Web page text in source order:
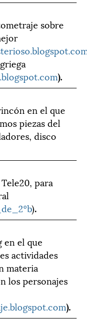
sobre
).
en el que
piezas del
disco
para
).
en el que
actividades
materia
los personajes
).